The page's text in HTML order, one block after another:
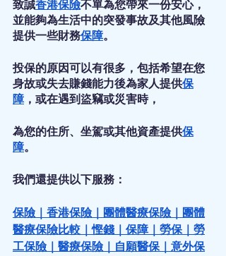
致誠香港保險不單為您帶來一份安心，
並能夠為生活中的突發事故及其他風險
提供一些財務保障。
投保的原因可以有很多，包括希望在您
身故或失去賺錢能力後為家人提供保
障，或在遇到盜竊或災害時，
為您的住所、坐駕或其他資產提供保
障。
我們還提供以下服務：
保險 香港保險 團體醫療保險
團體
醫療保險比較 ｜慳錢 保障｜ 勞保｜ 勞
工保險
醫療保險 自願醫保｜ 意外保